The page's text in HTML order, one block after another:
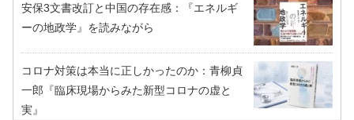
安保3文書改訂と中国の存在感：『エネルギ
ーの地政学』を読みながら
コロナ対策は本当に正しかったのか：青柳貞
一郎『臨床現場からみた新型コロナの虚と
実』